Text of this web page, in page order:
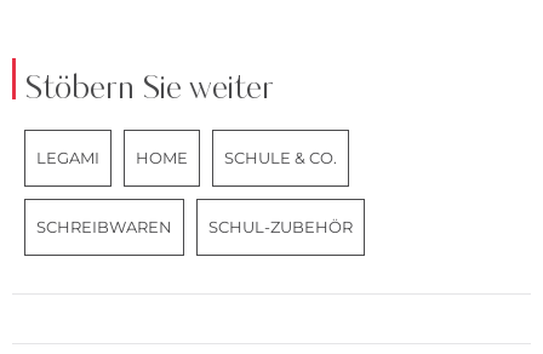
Stöbern Sie weiter
LEGAMI HOME SCHULE & CO.
SCHREIBWAREN SCHUL-ZUBEHÖR